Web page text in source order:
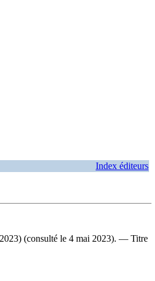
Index éditeurs
(consulté le 4 mai 2023). — Titre